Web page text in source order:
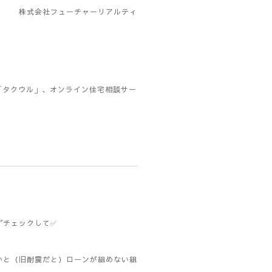
株式会社フューチャーリアルティ
クウル」、オンライン住宅相談サー
ェックして✅
（旧耐震だと）ローンが組めない組